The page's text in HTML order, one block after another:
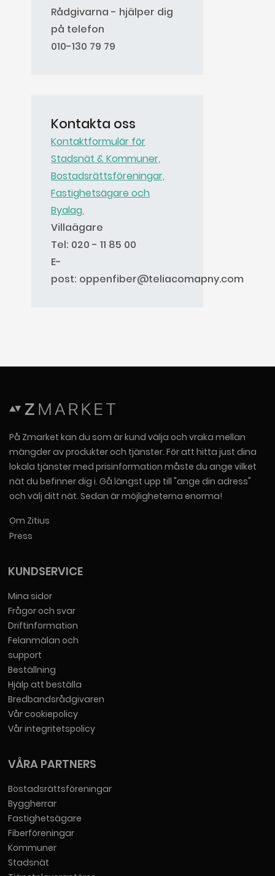
Rådgivarna - hjälper dig
på telefon
010-130 79 79
Kontakta oss
Kontaktformulär för
Stadsnät & Kommuner,
Bostadsrättsföreningar,
Fastighetsägare och
Byalag.
Villaägare
Tel: 020 - 11 85 00
E-
post: oppenfiber@teliacomapny.com
På Zmarket kan du som är kund välja och vraka mellan
mängder av produkter och tjänster. För att hitta just dina
lokala tjänster med prisinformation måste du ange vilket
nät du befinner dig i. Gå längst upp till "ange din adress"
och välj ditt nät. Sedan är möjligheterna enorma!
Om Zitius
Press
KUNDSERVICE
Mina sidor
Frågor och svar
Driftinformation
Felanmälan och
support
Beställning
Hjälp att beställa
Bredbandsrådgivaren
Vår cookiepolicy
Vår integritetspolicy
VÅRA PARTNERS
Bostadsrättsföreningar
Byggherrar
Fastighetsägare
Fiberföreningar
Kommuner
Stadsnät